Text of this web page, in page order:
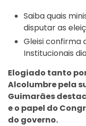
Saiba quais
disputar as
Gleisi confirma
Institucionais dia
Elogiado tanto
Alcolumbre pela
Guimarães
e o papel do
do governo.